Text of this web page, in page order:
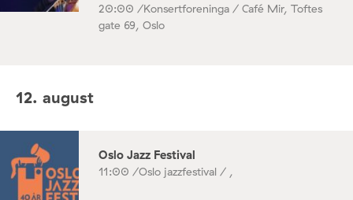
20:00 /Konsertforeninga / Café Mir, Toftes
gate 69, Oslo
12. august
Oslo Jazz Festival
11:00 /Oslo jazzfestival / ,